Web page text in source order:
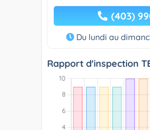
(403)
Du lundi au
Rapport d'inspection